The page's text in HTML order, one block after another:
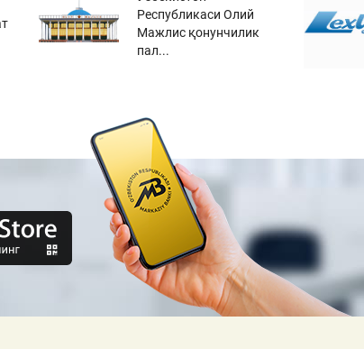
Республикаси Олий
Мажлис қонунчилик
пал...